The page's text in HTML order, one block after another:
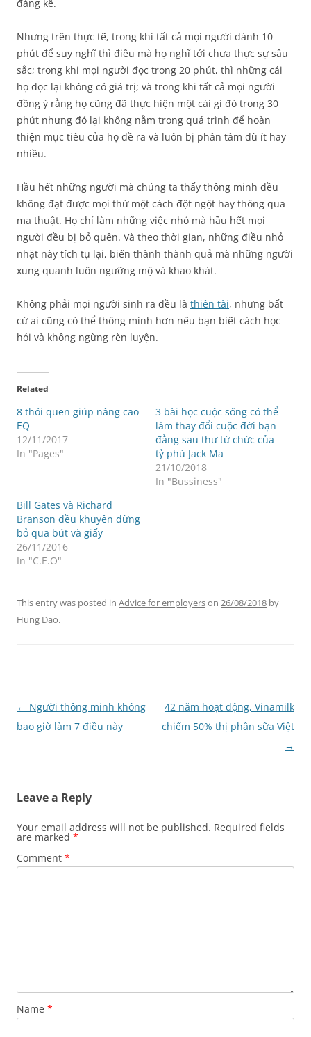
đáng kể.
Nhưng trên thực tế, trong khi tất cả mọi người dành 10
phút để suy nghĩ thì điều mà họ nghĩ tới chưa thực sự sâu
sắc; trong khi mọi người đọc trong 20 phút, thì những cái
họ đọc lại không có giá trị; và trong khi tất cả mọi người
đồng ý rằng họ cũng đã thực hiện một cái gì đó trong 30
phút nhưng đó lại không nằm trong quá trình để hoàn
thiện mục tiêu của họ đề ra và luôn bị phân tâm dù ít hay
nhiều.
Hầu hết những người mà chúng ta thấy thông minh đều
không đạt được mọi thứ một cách đột ngột hay thông qua
ma thuật. Họ chỉ làm những việc nhỏ mà hầu hết mọi
người đều bị bỏ quên. Và theo thời gian, những điều nhỏ
nhặt này tích tụ lại, biến thành thành quả mà những người
xung quanh luôn ngưỡng mộ và khao khát.
Không phải mọi người sinh ra đều là thiên tài, nhưng bất
cứ ai cũng có thể thông minh hơn nếu bạn biết cách học
hỏi và không ngừng rèn luyện.
Related
8 thói quen giúp nâng cao
EQ
12/11/2017
In "Pages"
3 bài học cuộc sống có thể
làm thay đổi cuộc đời bạn
đằng sau thư từ chức của
tỷ phú Jack Ma
21/10/2018
In "Bussiness"
Bill Gates và Richard
Branson đều khuyên đừng
bỏ qua bút và giấy
26/11/2016
In "C.E.O"
This entry was posted in Advice for employerson 26/08/2018 by
Hung Dao.
Post
navigation
← Người thông minh không
bao giờ làm 7 điều này
42 năm hoạt động, Vinamilk
chiếm 50% thị phần sữa Việt
→
Leave a Reply
Your email address will not be published. Required fields
are marked *
Comment *
Name *